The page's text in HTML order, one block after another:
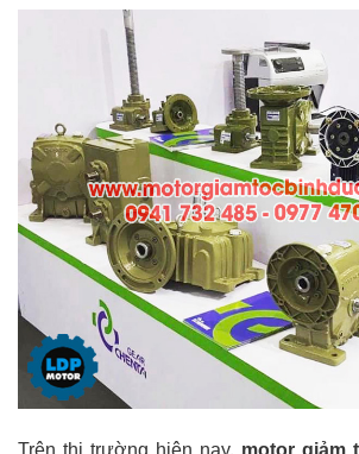
Trên thị trường hiện nay, motor giảm